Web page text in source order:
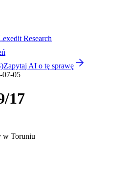
Research
Zapytaj AI o tę sprawę
07-05
17
w Toruniu